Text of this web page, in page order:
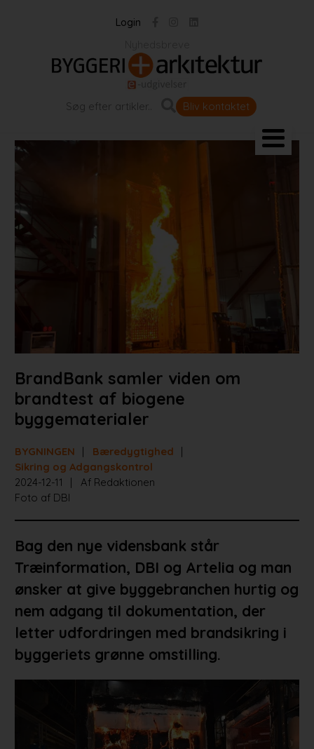
Login
Bliv kontaktet
Landskab og byrum
Projekter
Portrætter
BrandBank samler viden om
brandtest af biogene
byggematerialer
BYGNINGEN
Bæredygtighed
Sikring og Adgangskontrol
2024-12-11
Af Redaktionen
Foto af DBI
Bag den nye vidensbank står
Træinformation, DBI og Artelia og man
ønsker at give byggebranchen hurtig og
nem adgang til dokumentation, der
letter udfordringen med brandsikring i
byggeriets grønne omstilling.